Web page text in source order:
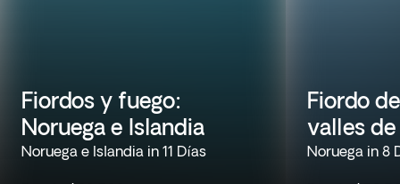
Fiordos y fuego:
Noruega e Islandia
Noruega e Islandia in 11 Días
Fiordo
valles
Noruega in 8